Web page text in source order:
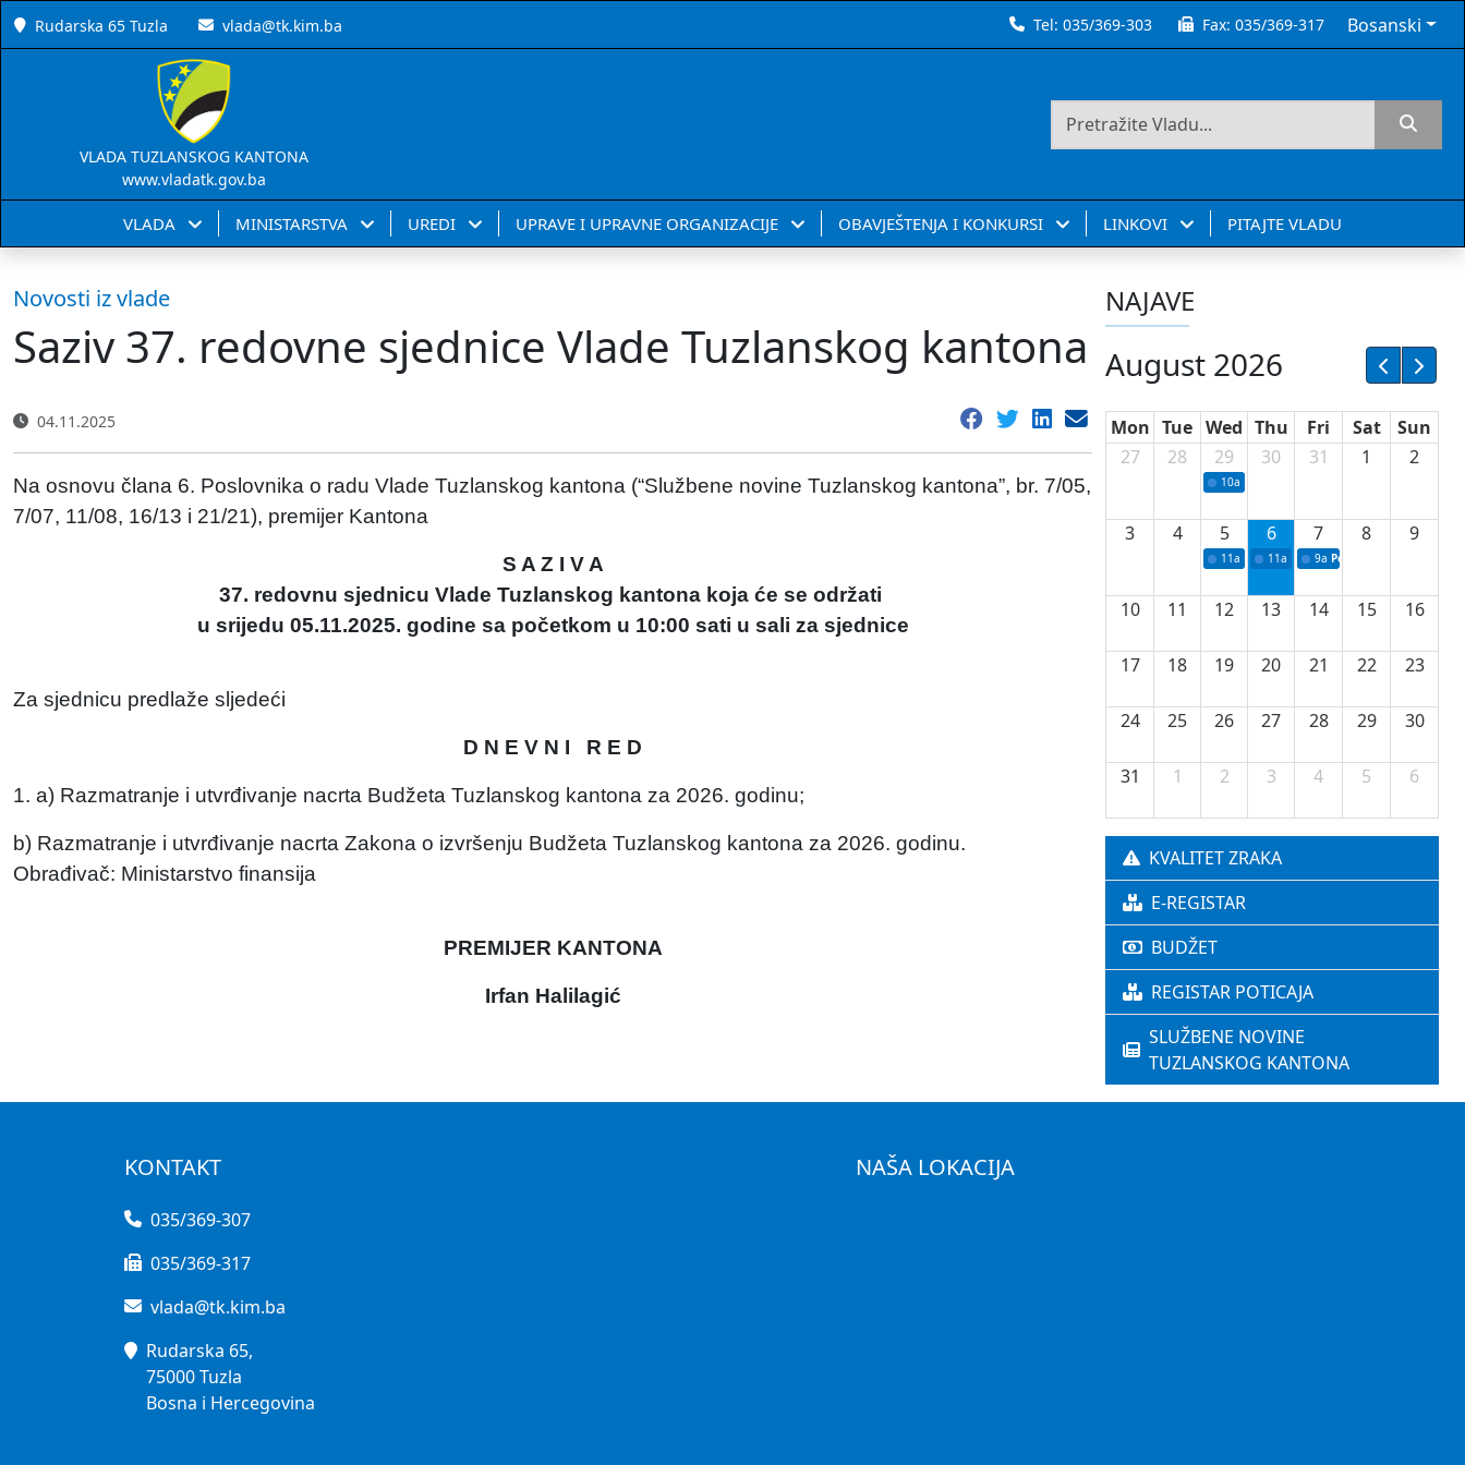
Rudarska 65 Tuzla vlada@tk.kim.ba Tel:035/369-303 Fax:035/369-317 Bosanski
VLADA TUZLANSKOG KANTONA
www.vladatk.gov.ba
VLADA MINISTARSTVA UREDI UPRAVE I UPRAVNE ORGANIZACIJE OBAVJEŠTENJA I KONKURSI LINKOVI PITAJTE VLADU
Novosti iz vlade
Saziv 37. redovne sjednice Vlade Tuzlanskog kantona
04.11.2025
Na osnovu člana 6. Poslovnika o radu Vlade Tuzlanskog kantona (“Službene novine Tuzlanskog kantona”, br. 7/05,
7/07, 11/08, 16/13 i 21/21), premijer Kantona
S A Z I V A
37. redovnu sjednicu Vlade Tuzlanskog kantona koja će se održati
u srijedu 05.11.2025. godine sa početkom u 10:00 sati u sali za sjednice
Za sjednicu predlaže sljedeći
D N E V N I R E D
1. a) Razmatranje i utvrđivanje nacrta Budžeta Tuzlanskog kantona za 2026. godinu;
b) Razmatranje i utvrđivanje nacrta Zakona o izvršenju Budžeta Tuzlanskog kantona za 2026. godinu.
Obrađivač: Ministarstvo finansija
PREMIJER KANTONA
Irfan Halilagić
NAJAVE
August 2026
Mon Tue Wed Thu Fri Sat
Sun
27
28 29
10a Potpisivanje ugovora sa neprofitnim
30 31 1 2
3 4 5
11a Potpisivanje ugovora o stipendijama
6
11a Podrška razvoju vodne
7
9a Početak izgradnje nove
8 9
10 11 12 13 14 15 16
17 18 19 20 21 22 23
24 25 26 27 28 29 30
31 1 2 3 4 5 6
KVALITET ZRAKA
E-REGISTAR
BUDŽET
REGISTAR POTICAJA
SLUŽBENE NOVINE
TUZLANSKOG KANTONA
KONTAKT
035/369-307
035/369-317
vlada@tk.kim.ba
Rudarska 65,
75000 Tuzla
Bosna i Hercegovina
NAŠA LOKACIJA